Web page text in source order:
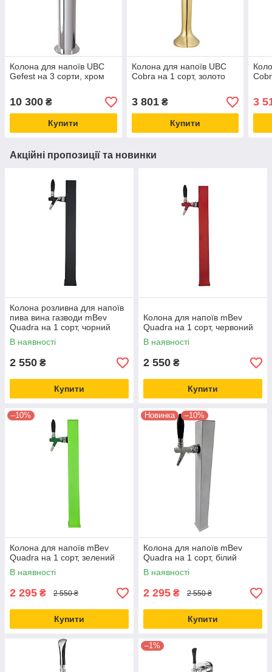
Колона для напоїв UBC
Gefest на 3 сорти, хром
10 300 ₴
Купити
Колона для напоїв UBC
Cobra на 1 сорт, золото
3 801₴
Купити
3
Акційні пропозиції та новинки
Колона розливна для напоїв
пива вина газводи mBev
Quadra на 1 сорт, чорний
В наявності
2 550 ₴
Купити
Колона для напоїв mBev
Quadra на 1 сорт, червоний
В наявності
2 550 ₴
Купити
–10%
Колона для напоїв mBev
Quadra на 1 сорт, зелений
В наявності
2 295 ₴ 2 550 ₴
Купити
Новинка –10%
Колона для напоїв mBev
Quadra на 1 сорт, білий
В наявності
2 295 ₴ 2 550 ₴
Купити
–1%